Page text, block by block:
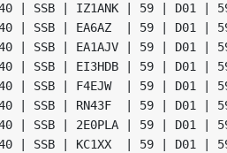
| SSB | IZ1ANK | 59 | D01 |
| SSB | EA6AZ  | 59 | D01 |
| SSB | EA1AJV | 59 | D01 |
| SSB | EI3HDB | 59 | D01 |
| SSB | F4EJW  | 59 | D01 |
| SSB | RN43F  | 59 | D01 |
| SSB | 2E0PLA | 59 | D01 |
| SSB | KC1XX  | 59 | D01 |